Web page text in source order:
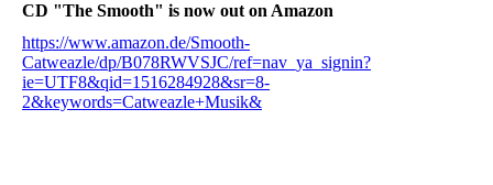
CD "The Smooth" is now out on Amazon
https://www.amazon.de/Smooth-
Catweazle/dp/B078RWVSJC/ref=nav_ya_signin?
ie=UTF8&qid=1516284928&sr=8-
2&keywords=Catweazle+Musik&